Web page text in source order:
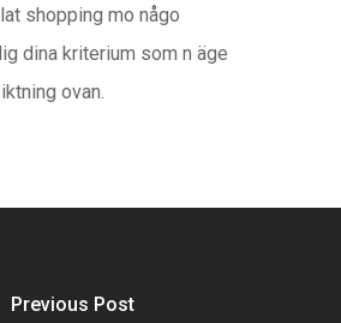
shopping mo någo
dina kriterium som n äge
ovan.
Previous Post